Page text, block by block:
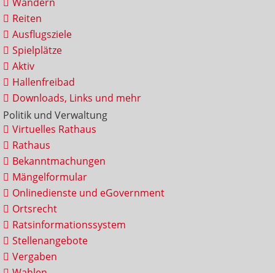
Reiten
Ausflugsziele
Spielplätze
Aktiv
Hallenfreibad
Downloads, Links und mehr
Politik und Verwaltung
Virtuelles Rathaus
Rathaus
Bekanntmachungen
Mängelformular
Onlinedienste und eGovernment
Ortsrecht
Ratsinformationssystem
Stellenangebote
Vergaben